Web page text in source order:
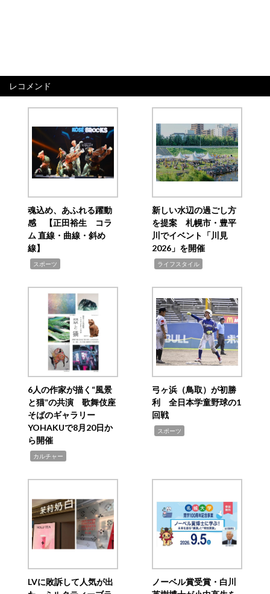
レコメンド
魂込め、あふれる躍動
感 【正田裕生 コラ
ム 直線・曲線・斜め
線】
スポーツ
新しい水辺の過ごし方
を提案 札幌市・豊平
川でイベント「川見
2026」を開催
ライフスタイル
6人の作家が描く“風景
と猫”の共演 歌舞伎座
そばのギャラリー
YOHAKUで8月20日か
ら開催
カルチャー
弓ヶ浜（鳥取）が初勝
利 全日本学童野球の1
回戦
スポーツ
LVに敗訴して人気が出
ノーベル賞受賞・白川